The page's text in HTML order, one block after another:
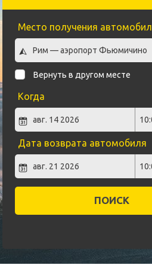
Место получения
Вернуть в другом месте
Когда
Дата возврата автомобиля
ПОИСК